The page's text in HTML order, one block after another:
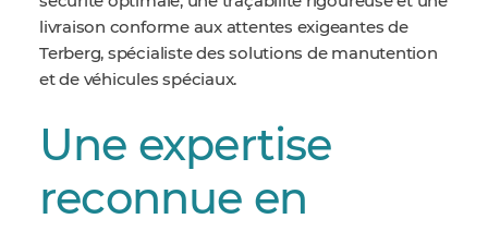
livraison conforme aux attentes exigeantes de
Terberg, spécialiste des solutions de manutention
et de véhicules spéciaux.
Une expertise
reconnue en